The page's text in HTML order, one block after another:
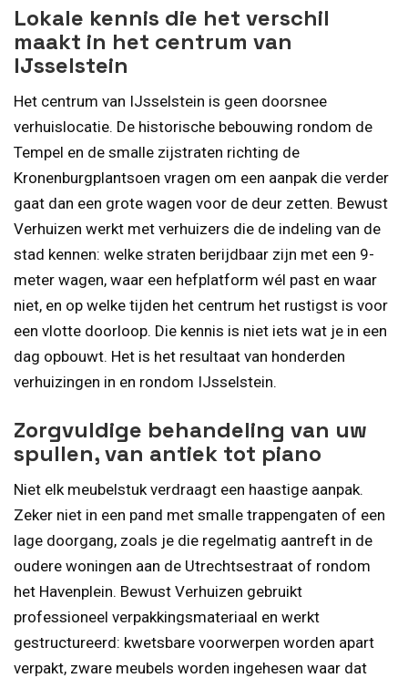
Lokale kennis die het verschil
maakt in het centrum van
IJsselstein
Het centrum van IJsselstein is geen doorsnee
verhuislocatie. De historische bebouwing rondom de
Tempel en de smalle zijstraten richting de
Kronenburgplantsoen vragen om een aanpak die verder
gaat dan een grote wagen voor de deur zetten. Bewust
Verhuizen werkt met verhuizers die de indeling van de
stad kennen: welke straten berijdbaar zijn met een 9-
meter wagen, waar een hefplatform wél past en waar
niet, en op welke tijden het centrum het rustigst is voor
een vlotte doorloop. Die kennis is niet iets wat je in een
dag opbouwt. Het is het resultaat van honderden
verhuizingen in en rondom IJsselstein.
Zorgvuldige behandeling van uw
spullen, van antiek tot piano
Niet elk meubelstuk verdraagt een haastige aanpak.
Zeker niet in een pand met smalle trappengaten of een
lage doorgang, zoals je die regelmatig aantreft in de
oudere woningen aan de Utrechtsestraat of rondom
het Havenplein. Bewust Verhuizen gebruikt
professioneel verpakkingsmateriaal en werkt
gestructureerd: kwetsbare voorwerpen worden apart
verpakt, zware meubels worden ingehesen waar dat